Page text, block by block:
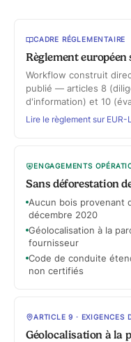
CADRE RÉGLEMENTAIRE
Règlement européen
Workflow construit
publié — articles 8
d'information) et 10
Lire le règlement sur EUR-
ENGAGEMENTS
Sans déforestation
Aucun bois provenant
décembre 2020
Géolocalisation à la
fournisseur
Code de conduite
non certifiés
ARTICLE 9 · EXIGENCES
Géolocalisation à la